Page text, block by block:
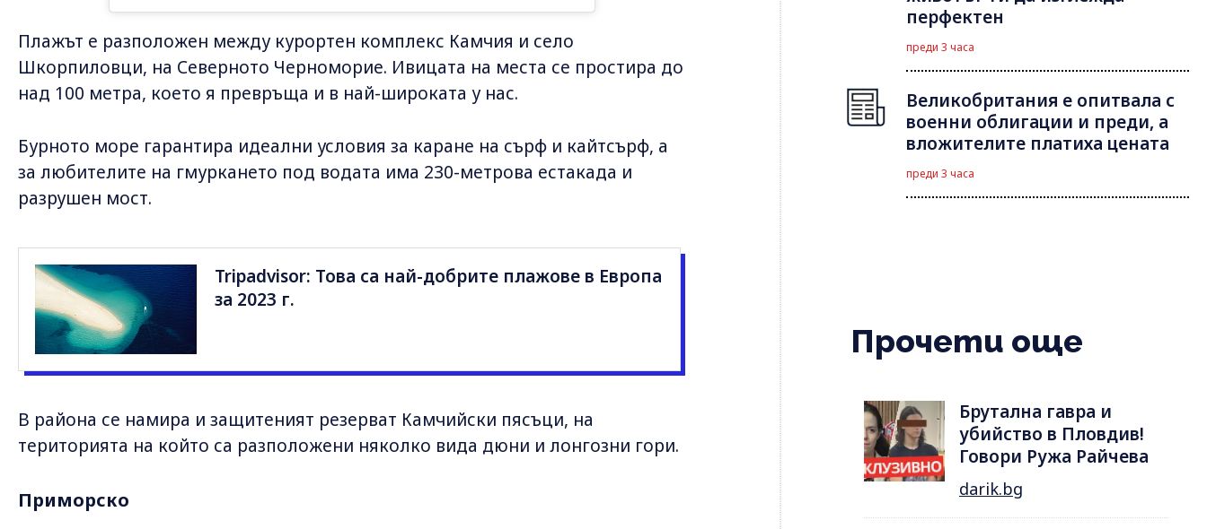
Плажът е разположен между курортен комплекс Камчия и село
Шкорпиловци, на Северното Черноморие. Ивицата на места се простира до
над 100 метра, което я превръща и в най-широката у нас.
Бурното море гарантира идеални условия за каране на сърф и кайтсърф, а
за любителите на гмуркането под водата има 230-метрова естакада и
разрушен мост.
Tripadvisor: Това са най-добрите плажове в Европа
за 2023 г.
В района се намира и защитеният резерват Камчийски пясъци, на
територията на който са разположени няколко вида дюни и лонгозни гори.
Приморско
перфектен
преди 3 часа
Великобритания е опитвала с
военни облигации и преди, а
вложителите платиха цената
преди 3 часа
Прочети още
Брутална гавра и
убийство в Пловдив!
Говори Ружа Райчева
darik.bg